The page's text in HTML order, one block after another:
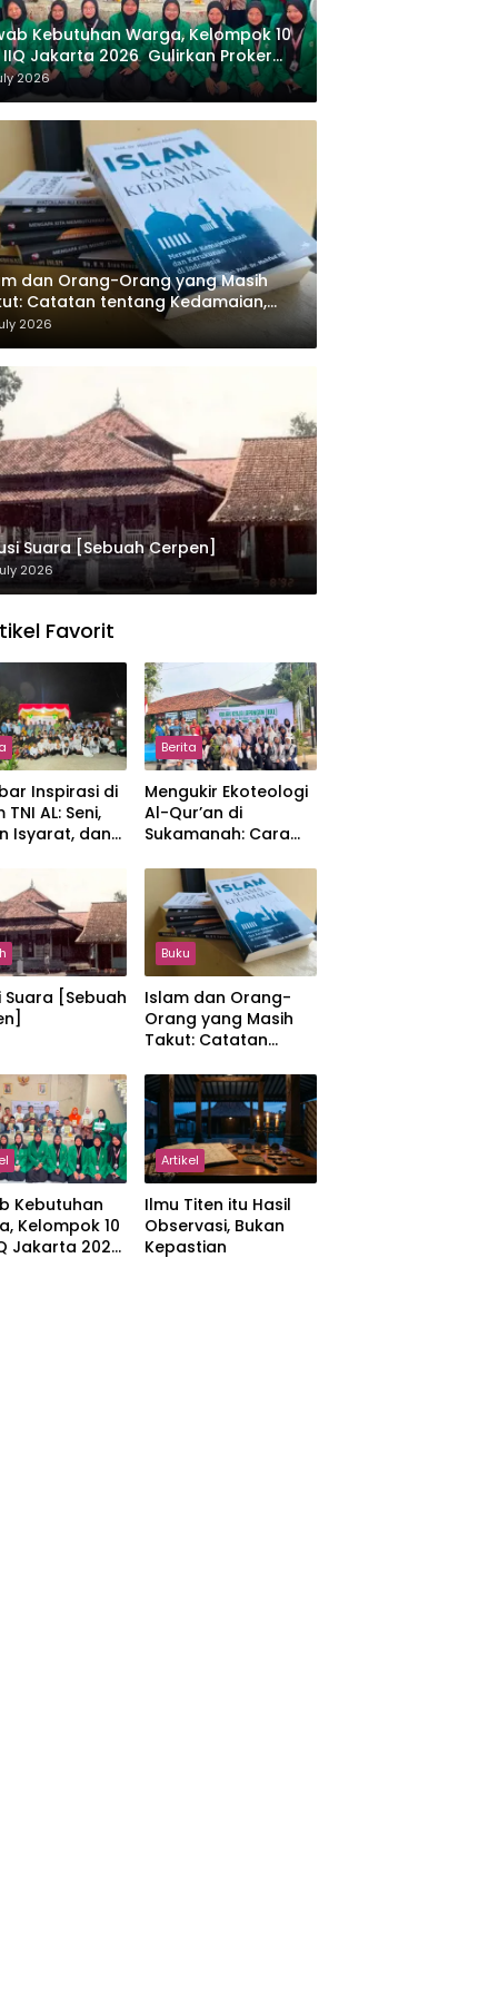
Kebutuhan Warga, Kelompok 10
IIQ Jakarta 2026 Gulirkan Proker
Al-Qur’an di Sukamanah
2026
dan Orang-Orang yang Masih
Catatan tentang Kedamaian,
dan Negara dalam
Masykuri Abdillah
2026
Suara [Sebuah Cerpen]
2026
Favorit
Inspirasi di
TNI AL: Seni,
Isyarat, dan
Berita
Mengukir Ekoteologi
Al-Qur’an di
Sukamanah: Cara
Jakarta Menjaga
Bumi Jonggol
Suara [Sebuah
Buku
Islam dan Orang-
Orang yang Masih
Takut: Catatan
Kemajemukan, dan
Negara dalam
Pemikiran Masykuri
Abdillah
Kebutuhan
Kelompok 10
Jakarta 2026
Artikel
Ilmu Titen itu Hasil
Observasi, Bukan
Kepastian